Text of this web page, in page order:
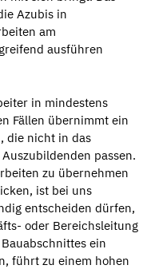
Azubis in
am
ausführen
in mindestens
Fällen übernimmt ein
die nicht in das
passen.
zu übernehmen
ist bei uns
entscheiden dürfen,
oder Bereichsleitung
ein
führt zu einem hohen